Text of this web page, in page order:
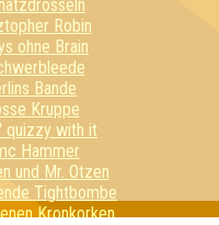
Robin
ohne Brain
Bande
Kruppe
quizzy with it
Hammer
und Mr. Otzen
Tightbombe
Kronkorken